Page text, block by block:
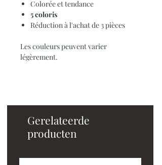
Colorée et tendance
5 coloris
Réduction à l'achat de 3 pièces
Les couleurs peuvent varier
légèrement.
Gerelateerde
producten